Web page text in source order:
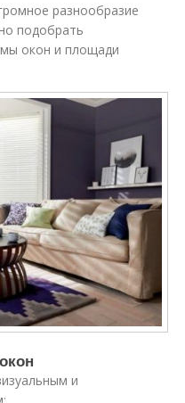
разнообразие
подобрать
окон и площади
и